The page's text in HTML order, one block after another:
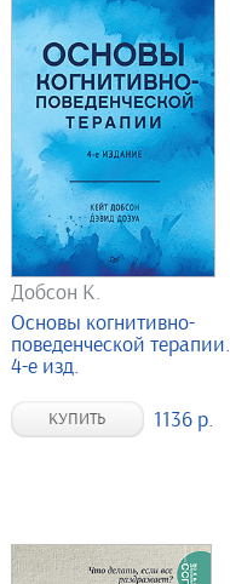
Добсон К.
Основы когнитивно-
поведенческой терапии.
4-е изд.
КУПИТЬ 1136 р.